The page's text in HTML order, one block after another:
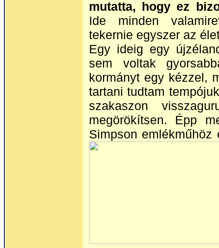
mutatta, hogy ez
Ide minden
tekernie egyszer az
Egy ideig egy
sem voltak
kormányt egy kézzel,
tartani tudtam
szakaszon
megörökítsen. Épp
Simpson